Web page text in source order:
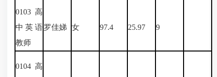
0103 高
中英语
教师
罗佳娣 女 97.4 25.97 9
0104 高